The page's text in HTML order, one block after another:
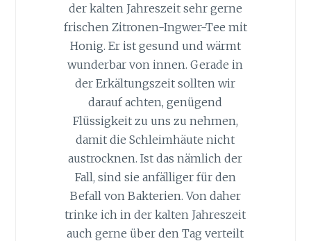
der kalten Jahreszeit sehr gerne
frischen Zitronen-Ingwer-Tee mit
Honig. Er ist gesund und wärmt
wunderbar von innen. Gerade in
der Erkältungszeit sollten wir
darauf achten, genügend
Flüssigkeit zu uns zu nehmen,
damit die Schleimhäute nicht
austrocknen. Ist das nämlich der
Fall, sind sie anfälliger für den
Befall von Bakterien. Von daher
trinke ich in der kalten Jahreszeit
auch gerne über den Tag verteilt